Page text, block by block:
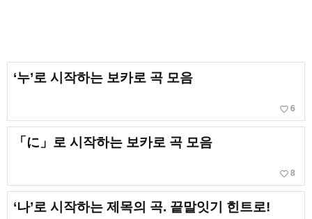
‘누’로 시작하는 보카로 곡 모음
favorite_border 6
「に」로 시작하는 보카로 곡 모음
favorite_border 8
‘나’로 시작하는 제목의 곡. 끝말잇기 힌트로!